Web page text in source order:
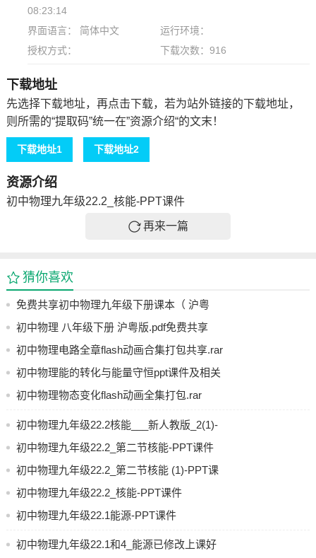
08:23:14
界面语言： 简体中文
运行环境：
授权方式：
下载次数： 916
下载地址
先选择下载地址，再点击下载，若为站外链接的下载地址，
则所需的“提取码”统一在”资源介绍“的文末！
下载地址1 下载地址2
资源介绍
初中物理九年级22.2_核能-PPT课件
再来一篇
猜你喜欢
免费共享初中物理九年级下册课本（ 沪粤
版）电子书.pdf
初中物理 八年级下册 沪粤版.pdf免费共享
初中物理电路全章flash动画合集打包共享.rar
初中物理能的转化与能量守恒ppt课件及相关
动画素材打包共享
初中物理物态变化flash动画全集打包.rar
初中物理九年级22.2核能___新人教版_2(1)-
PPT课件
初中物理九年级22.2_第二节核能-PPT课件
初中物理九年级22.2_第二节核能 (1)-PPT课
件
初中物理九年级22.2_核能-PPT课件
初中物理九年级22.1能源-PPT课件
初中物理九年级22.1和4_能源已修改上课好